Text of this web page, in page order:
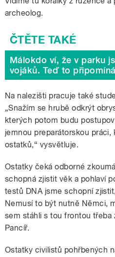
archeolog.
Málokdo ví, že v parku
vojáků. Teď to
Na nalezišti pracuje také
„Snažím se hrubě odkrýt
kterých potom budu
jemnou preparátorskou
ostatků,“ vysvětluje.
Ostatky čeká odborné
schopná zjistit věk a pohlaví
testů DNA jsme schopní
Nemusí to být nutně Němci,
sem stáhli s tou frontou třeba
Pancíř.
Ostatky civilistů pohřbených